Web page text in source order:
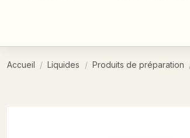
Accueil Liquides Produits de préparation